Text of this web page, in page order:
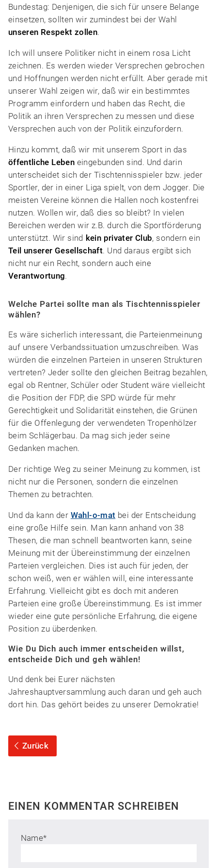
Bundestag: Denjenigen, die sich für unsere Belange
einsetzen, sollten wir zumindest bei der Wahl
unseren Respekt zollen.
Ich will unsere Politiker nicht in einem rosa Licht
zeichnen. Es werden wieder Versprechen gebrochen
und Hoffnungen werden nicht erfüllt. Aber gerade mit
unserer Wahl zeigen wir, daß wir ein bestimmtes
Programm einfordern und haben das Recht, die
Politik an ihren Versprechen zu messen und diese
Versprechen auch von der Politik einzufordern.
Hinzu kommt, daß wir mit unserem Sport in das
öffentliche Leben eingebunden sind. Und darin
unterscheidet sich der Tischtennisspieler bzw. jeder
Sportler, der in einer Liga spielt, von dem Jogger. Die
meisten Vereine können die Hallen noch kostenfrei
nutzen. Wollen wir, daß dies so bleibt? In vielen
Bereichen werden wir z.B. durch die Sportförderung
unterstützt. Wir sind kein privater Club, sondern ein
Teil unserer Gesellschaft. Und daraus ergibt sich
nicht nur ein Recht, sondern auch eine
Verantwortung.
Welche Partei sollte man als Tischtennisspieler
wählen?
Es wäre sicherlich interessant, die Parteienmeinung
auf unsere Verbandssituation umzuschreiben. Was
würden die einzelnen Parteien in unseren Strukturen
vertreten? Jeder sollte den gleichen Beitrag bezahlen,
egal ob Rentner, Schüler oder Student wäre vielleicht
die Position der FDP, die SPD würde für mehr
Gerechtigkeit und Solidarität einstehen, die Grünen
für die Offenlegung der verwendeten Tropenhölzer
beim Schlägerbau. Da mag sich jeder seine
Gedanken machen.
Der richtige Weg zu seiner Meinung zu kommen, ist
nicht nur die Personen, sondern die einzelnen
Themen zu betrachten.
Und da kann der Wahl-o-mat bei der Entscheidung
eine große Hilfe sein. Man kann anhand von 38
Thesen, die man schnell beantworten kann, seine
Meinung mit der Übereinstimmung der einzelnen
Parteien vergleichen. Dies ist auch für jeden, der
schon weiß, wen er wählen will, eine interessante
Erfahrung. Vielleicht gibt es doch mit anderen
Parteien eine große Übereinstimmung. Es ist immer
wieder eine gute persönliche Erfahrung, die eigene
Position zu überdenken.
Wie Du Dich auch immer entscheiden willst,
entscheide Dich und geh wählen!
Und denk bei Eurer nächsten
Jahreshauptversammlung auch daran und geh auch
dort hin. Das gehört beides zu unserer Demokratie!
Zurück
EINEN KOMMENTAR SCHREIBEN
Name*